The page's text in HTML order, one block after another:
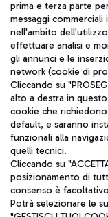
prima e terza parte
messaggi
nell'ambito
effettuare analisi e
gli annunci e le
network (cookie di
Cliccando su
alto a destra in
cookie che
default, e saranno
funzionali alla
quelli tecnici.
Cliccando su
posizionamento di
consenso è
Potrà selezionare le